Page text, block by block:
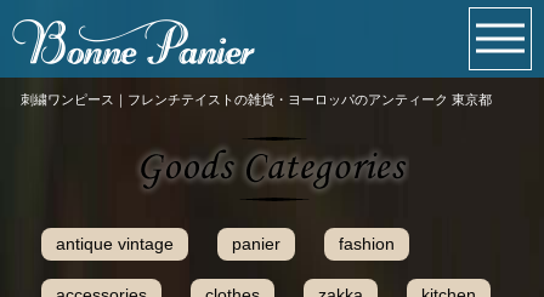
刺繍ワンピース｜フレンチテイストの雑貨・ヨーロッパのアンティーク 東京都
antique vintage panier fashion